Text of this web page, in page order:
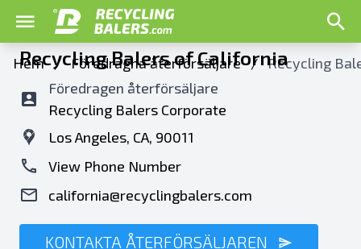
Hem / Föredragna återförsäljare / Recycling
Recycling Balers of California
Föredragen återförsäljare
Recycling Balers Corporate
Los Angeles, CA, 90011
View Phone Number
california@recyclingbalers.com
KONTAKTA ÅTERFÖRSÄLJAREN